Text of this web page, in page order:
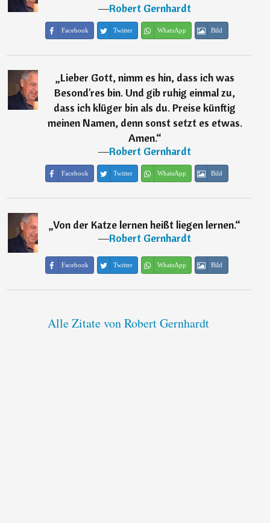
―Robert Gernhardt
Facebook Twitter WhatsApp Bild
„Lieber Gott, nimm es hin, dass ich was
Besond'res bin. Und gib ruhig einmal zu,
dass ich klüger bin als du. Preise künftig
meinen Namen, denn sonst setzt es etwas.
Amen.“
―Robert Gernhardt
Facebook Twitter WhatsApp Bild
„Von der Katze lernen heißt liegen lernen.“
―Robert Gernhardt
Facebook Twitter WhatsApp Bild
Alle Zitate von Robert Gernhardt